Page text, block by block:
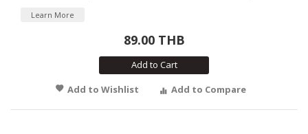
Learn More
89.00 THB
Add to Cart
Add to Wishlist
Add to Compare